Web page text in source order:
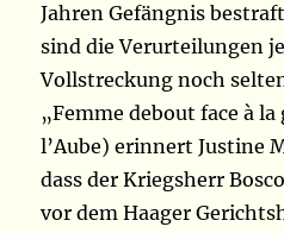
Jahren Gefängnis
sind die Verurteilungen
Vollstreckung noch
„Femme debout face à
l’Aube) erinnert Justine
dass der Kriegsherr
vor dem Haager